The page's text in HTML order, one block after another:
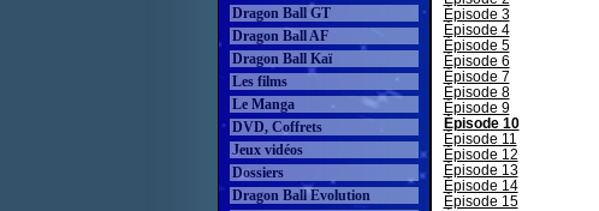
Dragon Ball GT
Dragon Ball AF
Dragon Ball Kaï
Les films
Le Manga
DVD, Coffrets
Jeux vidéos
Dossiers
Dragon Ball Evolution
Épisode 3
Épisode 4
Épisode 5
Épisode 6
Épisode 7
Épisode 8
Épisode 9
Épisode 10
Épisode 11
Épisode 12
Épisode 13
Épisode 14
Épisode 15